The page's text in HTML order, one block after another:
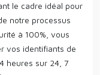
le cadre idéal pour
notre processus
à 100%, vous
vos identifiants de
heures sur 24, 7